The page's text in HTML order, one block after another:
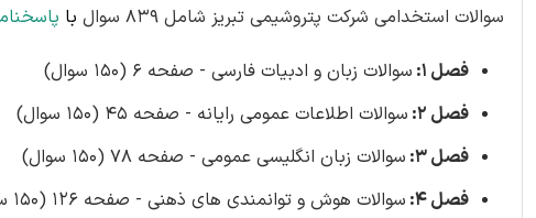
سوالات استخدامی شرکت پتروشیمی تبریز شامل 839 سوال با
فصل 1:
سوالات زبان و ادبیات فارسی - صفحه 6 (150 سوال)
فصل 2:
سوالات اطلاعات عمومی رایانه - صفحه 45 (150 سوال)
فصل 3:
سوالات زبان انگلیسی عمومی - صفحه 78 (150 سوال)
فصل 4:
سوالات هوش و توانمندی های ذهنی - صفحه 126 (150 سوال)